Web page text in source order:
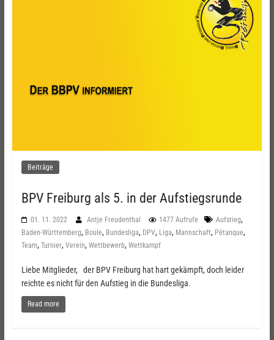
Beiträge
BPV Freiburg als 5. in der Aufstiegsrunde
01. 11. 2022 Antje Freudenthal 1477 Aufrufe Aufstieg,
Baden-Württemberg, Boule, Bundesliga, DPV, Liga, Mannschaft, Pétanque,
Team, Turnier, Verein, Wettbewerb, Wettkampf
Liebe Mitglieder, der BPV Freiburg hat hart gekämpft, doch leider
reichte es nicht für den Aufstieg in die Bundesliga.
Read more